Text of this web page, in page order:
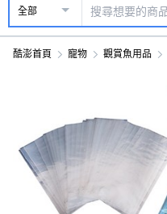
全部
酷澎首頁 寵物 觀賞魚用品